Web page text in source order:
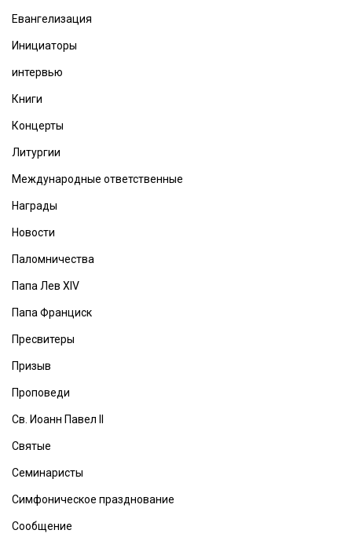
Евангелизация
Инициаторы
интервью
Книги
Концерты
Литургии
Международные ответственные
Награды
Новости
Паломничества
Папа Лев XIV
Папа Франциск
Пресвитеры
Призыв
Проповеди
Св. Иоанн Павел II
Святые
Семинаристы
Симфоническое празднование
Сообщение